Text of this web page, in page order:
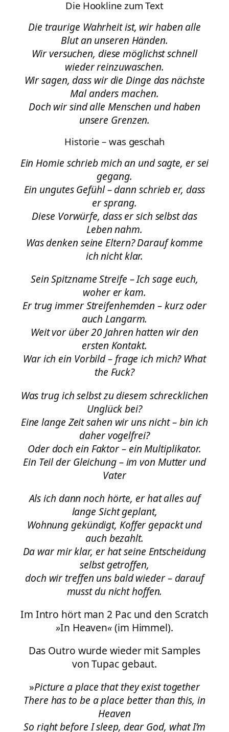
Die Hookline zum Text
Die traurige Wahrheit ist, wir haben alle
Blut an unseren Händen.
Wir versuchen, diese möglichst schnell
wieder reinzuwaschen.
Wir sagen, dass wir die Dinge das nächste
Mal anders machen.
Doch wir sind alle Menschen und haben
unsere Grenzen.
Historie – was geschah
Ein Homie schrieb mich an und sagte, er sei
gegang.
Ein ungutes Gefühl – dann schrieb er, dass
er sprang.
Diese Vorwürfe, dass er sich selbst das
Leben nahm.
Was denken seine Eltern? Darauf komme
ich nicht klar.
Sein Spitzname Streife – Ich sage euch,
woher er kam.
Er trug immer Streifenhemden – kurz oder
auch Langarm.
Weit vor über 20 Jahren hatten wir den
ersten Kontakt.
War ich ein Vorbild – frage ich mich? What
the Fuck?
Was trug ich selbst zu diesem schrecklichen
Unglück bei?
Eine lange Zeit sahen wir uns nicht – bin ich
daher vogelfrei?
Oder doch ein Faktor – ein Multiplikator.
Ein Teil der Gleichung – im von Mutter und
Vater
Als ich dann noch hörte, er hat alles auf
lange Sicht geplant,
Wohnung gekündigt, Koffer gepackt und
auch bezahlt.
Da war mir klar, er hat seine Entscheidung
selbst getroffen,
doch wir treffen uns bald wieder – darauf
musst du nicht hoffen.
Im Intro hört man 2 Pac und den Scratch
»In Heaven«(im Himmel).
Das Outro wurde wieder mit Samples
von Tupac gebaut.
»Picture a place that they exist together
There has to be a place better than this, in
Heaven
So right before I sleep, dear God, what I’m